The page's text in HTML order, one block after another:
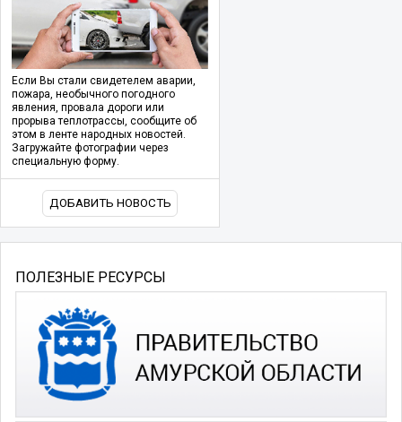
Если Вы стали свидетелем аварии,
пожара, необычного погодного
явления, провала дороги или
прорыва теплотрассы, сообщите об
этом в ленте народных новостей.
Загружайте фотографии через
специальную форму.
ДОБАВИТЬ НОВОСТЬ
ПОЛЕЗНЫЕ РЕСУРСЫ